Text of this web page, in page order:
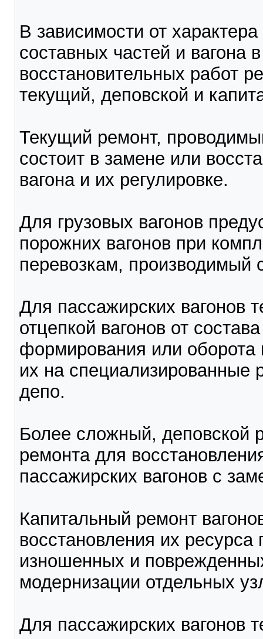
В зависимости от
составных частей и вагона
восстановительных работ
текущий, деповской и
Текущий ремонт,
состоит в замене или
вагона и их регулировке.
Для грузовых вагонов
порожних вагонов при
перевозкам, производимый
Для пассажирских вагонов
отцепкой вагонов от
формирования или оборота
их на специализированные
депо.
Более сложный, деповской
ремонта для
пассажирских вагонов с
Капитальный ремонт
восстановления их
изношенных и
модернизации отдельных
Для пассажирских вагонов